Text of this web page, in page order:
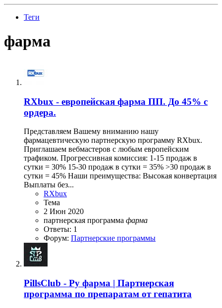
Теги
фарма
RXbux - европейская фарма ПП. До 45% с
ордера.
Представляем Вашему вниманию нашу
фармацевтическую партнерскую программу RXbux.
Приглашаем вебмастеров с любым европейским
трафиком. Прогрессивная комиссия: 1-15 продаж в
сутки = 30% 15-30 продаж в сутки = 35% >30 продаж в
сутки = 45% Наши преимущества: Высокая конвертация
Выплаты без...
RXbux
Тема
2 Июн 2020
партнерская программа фарма
Ответы: 1
Форум: Партнерские программы
PillsClub - Ру фарма | Партнерская
программа по препаратам от гепатита